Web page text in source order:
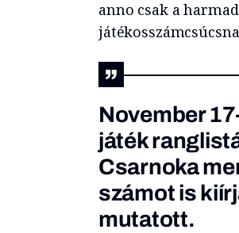
anno csak a
November
játék
Csarnoka
számot is
mutatott.